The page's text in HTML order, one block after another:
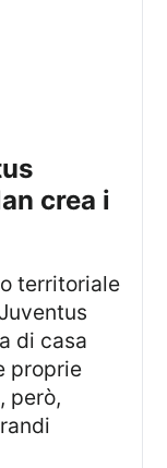
crea i
di casa
proprie
, però,